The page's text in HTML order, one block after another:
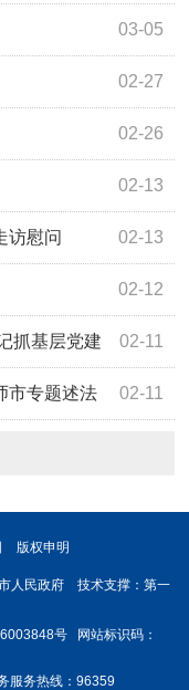
03-05
02-27
02-26
02-13
02-13
访慰问
02-12
02-11
抓基层党建
02-11
市专题述法
版权申明
人民政府 技术支撑：第一
号网站标识码：
服务热线：96359